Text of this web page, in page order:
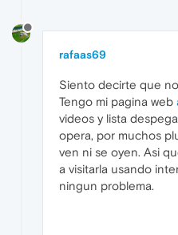
rafaas69
Siento decirte que
Tengo mi pagina web
videos y lista
opera, por muchos
ven ni se oyen. Asi
a visitarla usando
ningun problema.